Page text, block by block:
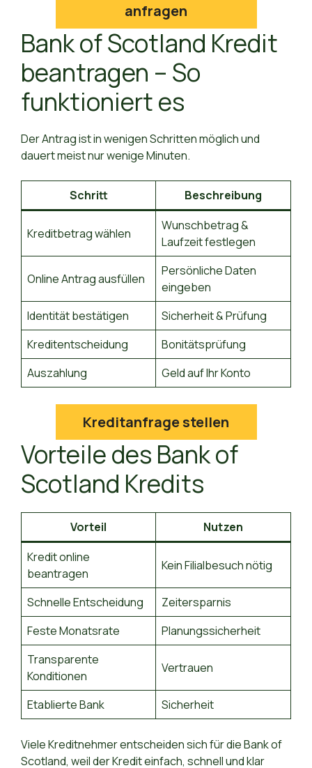
anfragen
Bank of Scotland Kredit
beantragen – So
funktioniert es
Der Antrag ist in wenigen Schritten möglich und
dauert meist nur wenige Minuten.
Schritt Beschreibung
Kreditbetrag wählen
Wunschbetrag &
Laufzeit festlegen
Online Antrag ausfüllen
Persönliche Daten
eingeben
Identität bestätigen
Sicherheit & Prüfung
Kreditentscheidung
Bonitätsprüfung
Auszahlung
Geld auf Ihr Konto
Kreditanfrage stellen
Vorteile des Bank of
Scotland Kredits
Vorteil
Nutzen
Kredit online
beantragen
Kein Filialbesuch nötig
Schnelle Entscheidung
Zeitersparnis
Feste Monatsrate
Planungssicherheit
Transparente
Konditionen
Vertrauen
Etablierte Bank Sicherheit
Viele Kreditnehmer entscheiden sich für die Bank of
Scotland, weil der Kredit einfach, schnell und klar